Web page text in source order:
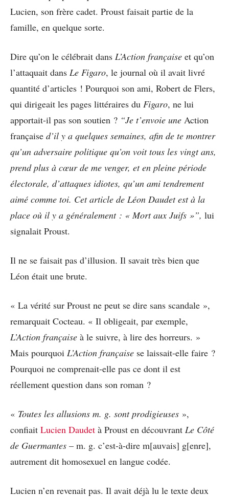
Lucien, son frère cadet. Proust faisait partie de la
famille, en quelque sorte.
Dire qu’on le célébrait dans L’Action française et qu’on
l’attaquait dans Le Figaro, le journal où il avait livré
quantité d’articles ! Pourquoi son ami, Robert de Flers,
qui dirigeait les pages littéraires du Figaro, ne lui
apportait-il pas son soutien ? “Je t’envoie une Action
française d’il y a quelques semaines, afin de te montrer
qu’un adversaire politique qu’on voit tous les vingt ans,
prend plus à cœur de me venger, et en pleine période
électorale, d’attaques idiotes, qu’un ami tendrement
aimé comme toi. Cet article de Léon Daudet est à la
place où il y a généralement : « Mort aux Juifs »”, lui
signalait Proust.
Il ne se faisait pas d’illusion. Il savait très bien que
Léon était une brute.
« La vérité sur Proust ne peut se dire sans scandale »,
remarquait Cocteau. « Il obligeait, par exemple,
L’Action française à le suivre, à lire des horreurs. »
Mais pourquoi L’Action française se laissait-elle faire ?
Pourquoi ne comprenait-elle pas ce dont il est
réellement question dans son roman ?
« Toutes les allusions m. g. sont prodigieuses »,
confiait Lucien Daudet à Proust en découvrant Le Côté
de Guermantes – m. g. c’est-à-dire m[auvais] g[enre],
autrement dit homosexuel en langue codée.
Lucien n’en revenait pas. Il avait déjà lu le texte deux